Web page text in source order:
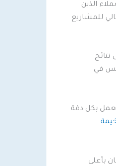
الذين
للمشاريع
في
بكل دقة
بأعلى